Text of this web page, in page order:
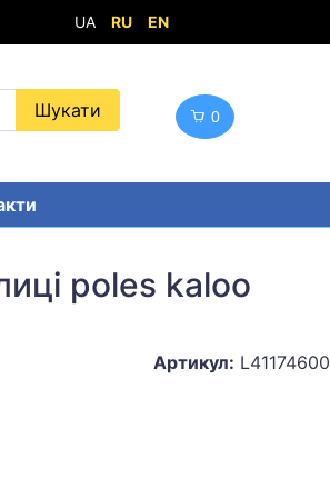
UA RU EN
0
poles kaloo
Артикул: L41174600